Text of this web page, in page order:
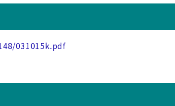
031015k.pdf